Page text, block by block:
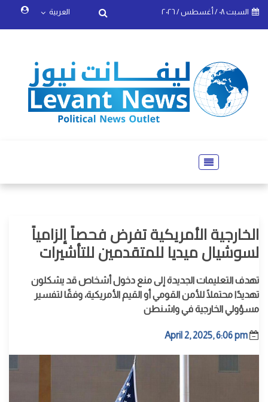
السبت ٠٨ / أغسطس / ٢٠٢٦ العربية
الخارجية الأمريكية تفرض فحصاً إلزامياً
لسوشيال ميديا للمتقدمين للتأشيرات
تهدف التعليمات الجديدة إلى منع دخول أشخاص قد يشكلون
تهديدًا محتملًا للأمن القومي أو القيم الأمريكية، وفقًا لتفسير
مسؤولي الخارجية في واشنطن
April 2, 2025, 6:06 pm